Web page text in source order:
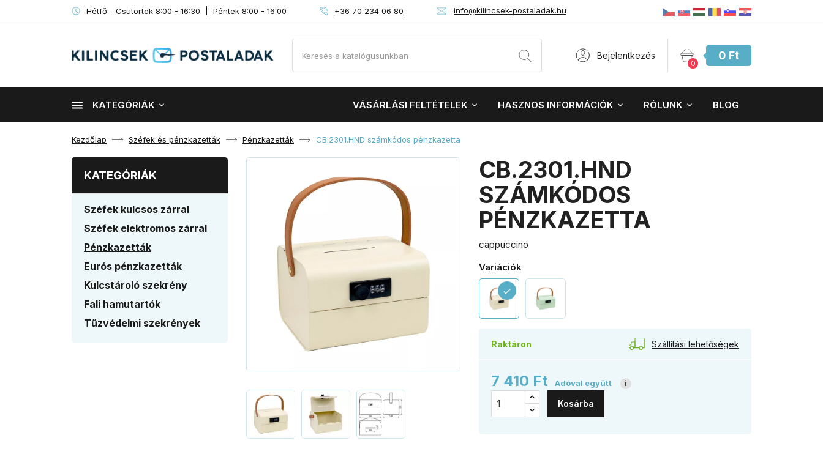
Hétfő - Csütörtök 8:00 - 16:30 Péntek 8:00 - 16:00 +36 70 234 06 80 info@kilincsek-postaladak.hu
Bejelentkezés
0
0 Ft
KATEGÓRIÁK VÁSÁRLÁSI FELTÉTELEK HASZNOS INFORMÁCIÓK RÓLUNK BLOG
Kezdőlap Széfek és pénzkazetták Pénzkazetták CB.2301.HND számkódos pénzkazetta
KATEGÓRIÁK
Széfek kulcsos zárral
Széfek elektromos zárral
Pénzkazetták
Eurós pénzkazetták
Kulcstároló szekrény
Fali hamutartók
Tűzvédelmi szekrények
CB.2301.HND
SZÁMKÓDOS
PÉNZKAZETTA
cappuccino
Variációk
check
Raktáron Szállítási lehetőségek
7 410 Ft Adóval együtt i
Kosárba